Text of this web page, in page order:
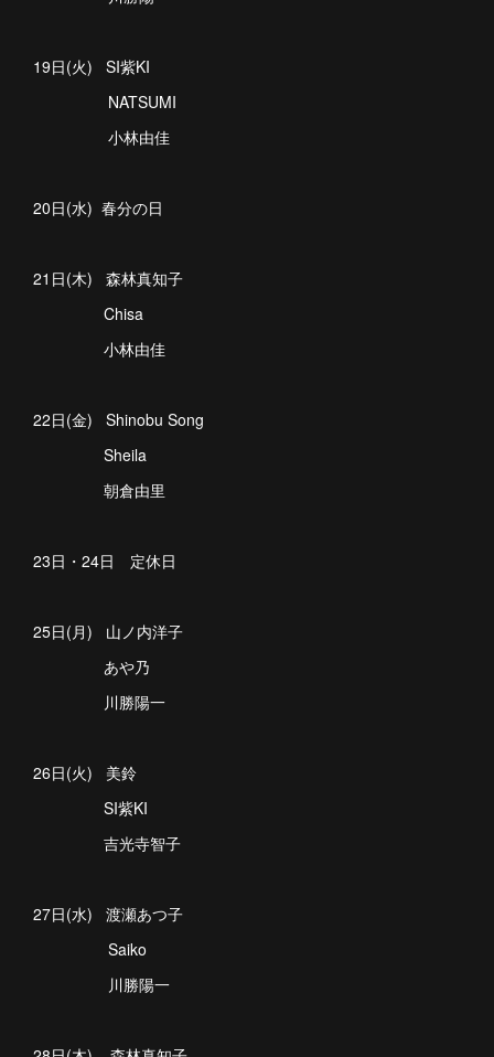
19日(火) SI紫KI
NATSUMI
小林由佳
20日(水) 春分の日
21日(木) 森林真知子
Chisa
小林由佳
22日(金) Shinobu Song
Sheila
朝倉由里
23日・24日 定休日
25日(月) 山ノ内洋子
あや乃
川勝陽一
26日(火) 美鈴
SI紫KI
吉光寺智子
27日(水) 渡瀬あつ子
Saiko
川勝陽一